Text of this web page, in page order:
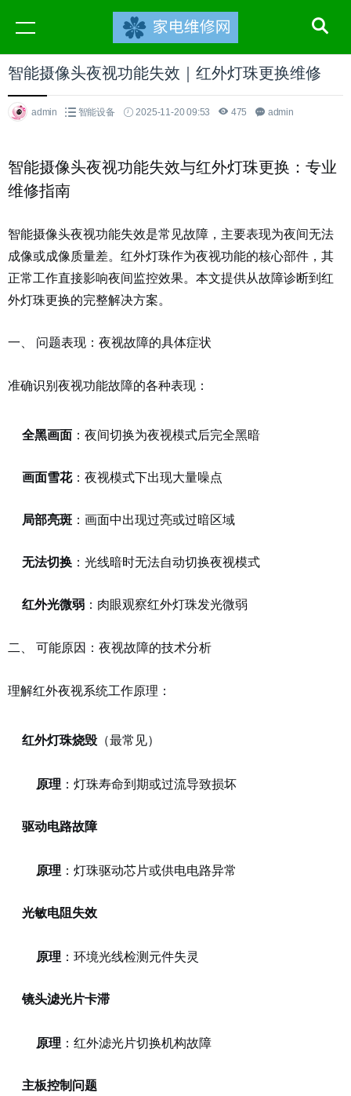
智能摄像头夜视功能失效｜红外灯珠更换维修
admin 智能设备 2025-11-20 09:53 475 admin
智能摄像头夜视功能失效与红外灯珠更换：专业
维修指南
智能摄像头夜视功能失效是常见故障，主要表现为夜间无法
成像或成像质量差。红外灯珠作为夜视功能的核心部件，其
正常工作直接影响夜间监控效果。本文提供从故障诊断到红
外灯珠更换的完整解决方案。
一、 问题表现：夜视故障的具体症状
准确识别夜视功能故障的各种表现：
全黑画面 ：夜间切换为夜视模式后完全黑暗
画面雪花：夜视模式下出现大量噪点
局部亮斑 ：画面中出现过亮或过暗区域
无法切换 ：光线暗时无法自动切换夜视模式
红外光微弱 ：肉眼观察红外灯珠发光微弱
二、 可能原因：夜视故障的技术分析
理解红外夜视系统工作原理：
红外灯珠烧毁 （最常见）
原理 ：灯珠寿命到期或过流导致损坏
驱动电路故障
原理 ：灯珠驱动芯片或供电电路异常
光敏电阻失效
原理 ：环境光线检测元件失灵
镜头滤光片卡滞
原理 ：红外滤光片切换机构故障
主板控制问题